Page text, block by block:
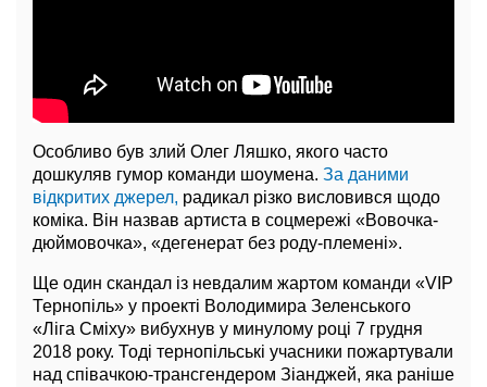
Особливо був злий Олег Ляшко, якого часто
дошкуляв гумор команди шоумена. За даними
відкритих джерел, радикал різко висловився щодо
коміка. Він назвав артиста в соцмережі «Вовочка-
дюймовочка», «дегенерат без роду-племені».
Ще один скандал із невдалим жартом команди «VIP
Тернопіль» у проекті Володимира Зеленського
«Ліга Сміху» вибухнув у минулому році 7 грудня
2018 року. Тоді тернопільські учасники пожартували
над співачкою-трансгендером Зіанджей, яка раніше